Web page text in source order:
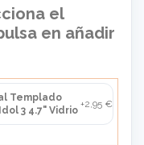
el
en añadir
Templado
3 4.7" Vidrio
+2,95 €